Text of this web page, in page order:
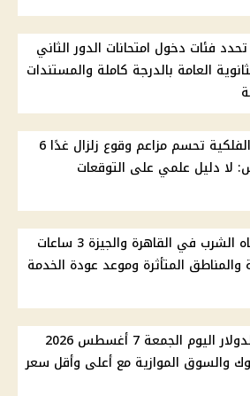
تحدد فئات دخول امتحانات الدور الثاني
للثانوية العامة بالدرجة كاملة والمستندات
البحوث الفلكية تحسم مزاعم وقوع زلزال غدًا 6
دليل علمي على التوقعات
قطع مياه الشرب في القاهرة والجيزة 3 ساعات
والمناطق المتأثرة وموعد عودة الخدمة
أسعار الدولار اليوم الجمعة 7 أغسطس 2026
والسوق الموازية مع أعلى وأقل سعر